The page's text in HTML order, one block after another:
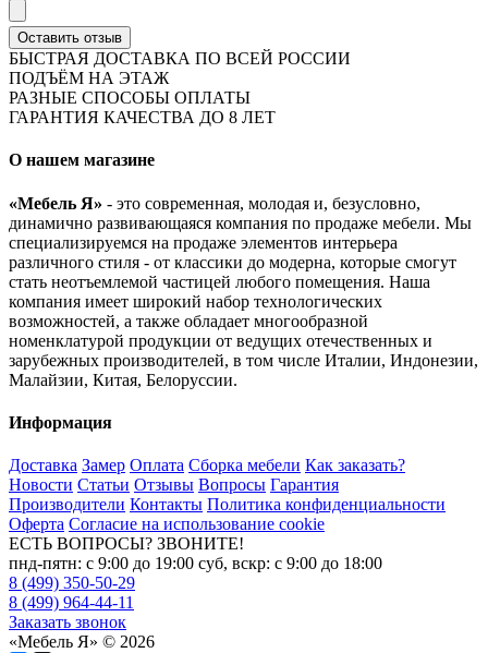
Оставить отзыв
БЫСТРАЯ ДОСТАВКА ПО ВСЕЙ РОССИИ
ПОДЪЁМ НА ЭТАЖ
РАЗНЫЕ СПОСОБЫ ОПЛАТЫ
ГАРАНТИЯ КАЧЕСТВА ДО 8 ЛЕТ
О нашем магазине
«Мебель Я» - это современная, молодая и, безусловно,
динамично развивающаяся компания по продаже мебели. Мы
специализируемся на продаже элементов интерьера
различного стиля - от классики до модерна, которые смогут
стать неотъемлемой частицей любого помещения. Наша
компания имеет широкий набор технологических
возможностей, а также обладает многообразной
номенклатурой продукции от ведущих отечественных и
зарубежных производителей, в том числе Италии, Индонезии,
Малайзии, Китая, Белоруссии.
Информация
Доставка Замер Оплата Сборка мебели Как заказать?
Новости Статьи Отзывы Вопросы Гарантия
Производители Контакты Политика конфиденциальности
Оферта Согласие на использование cookie
ЕСТЬ ВОПРОСЫ? ЗВОНИТЕ!
пнд-пятн: с 9:00 до 19:00 суб, вскр: с 9:00 до 18:00
8 (499) 350-50-29
8 (499) 964-44-11
Заказать звонок
«Мебель Я» © 2026